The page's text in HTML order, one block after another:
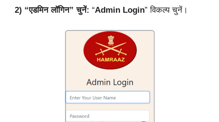
2) “एडमिन लॉगिन” चुनें: “Admin Login” विकल्प चुनें।